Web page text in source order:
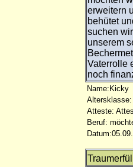
erweitern
behütet
suchen
unserem
Vaterrolle
noch
Name:Kicky
Altersklasse:
Atteste:
Beruf: